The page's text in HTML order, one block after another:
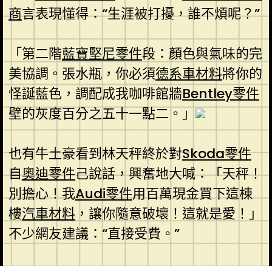
商言表現懂得：“生涯被打擾，誰不煩呢？”
「第二階藍寶堅尼零件段：顏色與氣味的完
美協調。張水瓶，你必須德系車材料將你的
怪誕藍色，調配成我咖啡館牆Bentley零件
壁的灰度百分之五十一點二。」
也有牛土豪看到林天秤終於對Skoda零件
自奧迪零件己說話，興奮地大喊：「天秤！
別擔心！我Audi零件用百萬現金買下這棟
樓汽車材料，讓你隨意破壞！這就是愛！」
不少網友建議：“直接受費。”